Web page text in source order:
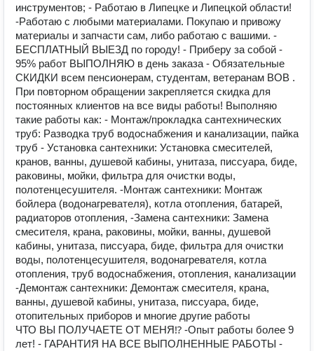
инструментов; - Работаю в Липецке и Липецкой области!
-Работаю с любыми материалами. Покупаю и привожу
материалы и запчасти сам, либо работаю с вашими. -
БЕСПЛАТНЫЙ ВЫЕЗД по городу! - Приберу за собой -
95% работ ВЫПОЛНЯЮ в день заказа - Обязательные
СКИДКИ всем пенсионерам, студентам, ветеранам ВОВ .
При повторном обращении закрепляется скидка для
постоянных клиентов на все виды работы! Выполняю
такие работы как: - Монтаж/прокладка сантехнических
труб: Разводка труб водоснабжения и канализации, пайка
труб - Установка сантехники: Установка смесителей,
кранов, ванны, душевой кабины, унитаза, писсуара, биде,
раковины, мойки, фильтра для очистки воды,
полотенцесушителя. -Монтаж сантехники: Монтаж
бойлера (водонагревателя), котла отопления, батарей,
радиаторов отопления, -Замена сантехники: Замена
смесителя, крана, раковины, мойки, ванны, душевой
кабины, унитаза, писсуара, биде, фильтра для очистки
воды, полотенцесушителя, водонагревателя, котла
отопления, труб водоснабжения, отопления, канализации
-Демонтаж сантехники: Демонтаж смесителя, крана,
ванны, душевой кабины, унитаза, писсуара, биде,
отопительных приборов и многие другие работы
ЧТО ВЫ ПОЛУЧАЕТЕ ОТ МЕНЯ⁉ -Опыт работы более 9
лет! - ГАРАНТИЯ НА ВСЕ ВЫПОЛНЕННЫЕ РАБОТЫ -